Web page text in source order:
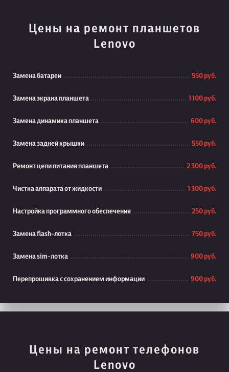
Цены на ремонт планшетов
Lenovo
Замена батареи 550 руб.
Замена экрана планшета 1 100 руб.
Замена динамика планшета 600 руб.
Замена задней крышки 550 руб.
Ремонт цепи питания планшета 2 300 руб.
Чистка аппарата от жидкости 1 300 руб.
Настройка программного обеспечения 250 руб.
Замена flash-лотка 750 руб.
Замена sim-лотка 900 руб.
Перепрошивка с сохранением информации 900 руб.
Цены на ремонт телефонов
Lenovo